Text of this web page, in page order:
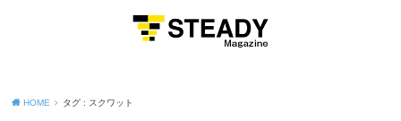
HOME タグ : スクワット